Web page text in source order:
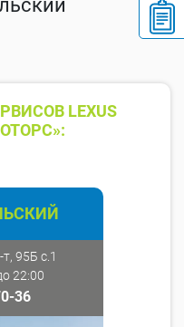
LEXUS
95Б с.1
22:00
36